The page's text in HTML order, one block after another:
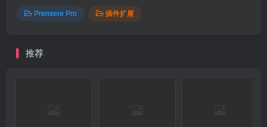
Premiere Pro 插件扩展
推荐